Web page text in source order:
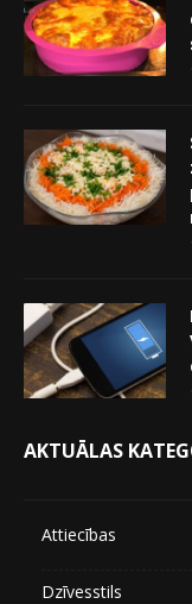
AKTUĀLAS
Attiecības
Dzīvesstils